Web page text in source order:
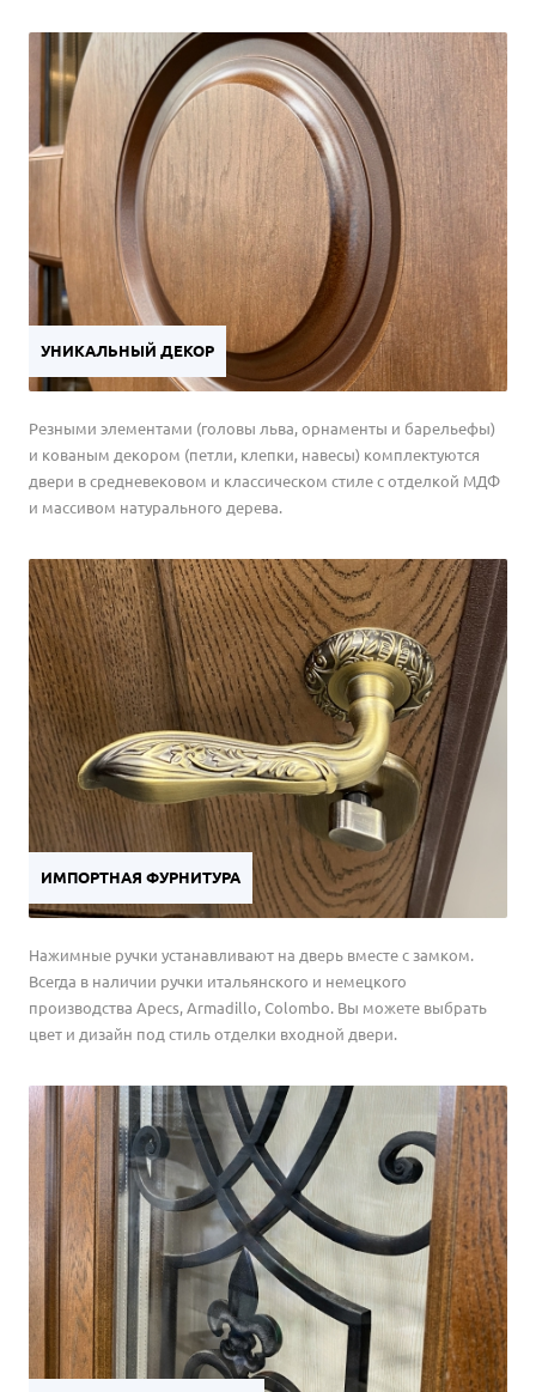
УНИКАЛЬНЫЙ ДЕКОР
Резными элементами (головы льва, орнаменты и барельефы)
и кованым декором (петли, клепки, навесы) комплектуются
двери в средневековом и классическом стиле с отделкой МДФ
и массивом натурального дерева.
ИМПОРТНАЯ ФУРНИТУРА
Нажимные ручки устанавливают на дверь вместе с замком.
Всегда в наличии ручки итальянского и немецкого
производства Apecs, Armadillo, Colombo. Вы можете выбрать
цвет и дизайн под стиль отделки входной двери.